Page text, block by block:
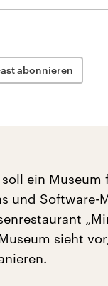
abonnieren
ein Museum
und Software-
sieht